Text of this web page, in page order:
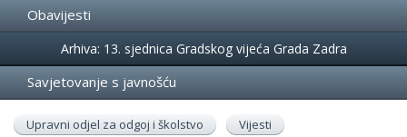
Obavijesti
Događanja
Arhiva: 13. sjednica Gradskog vijeća Grada Zadra
Savjetovanje s javnošću
Upravni odjel za odgoj i školstvo
Vijesti